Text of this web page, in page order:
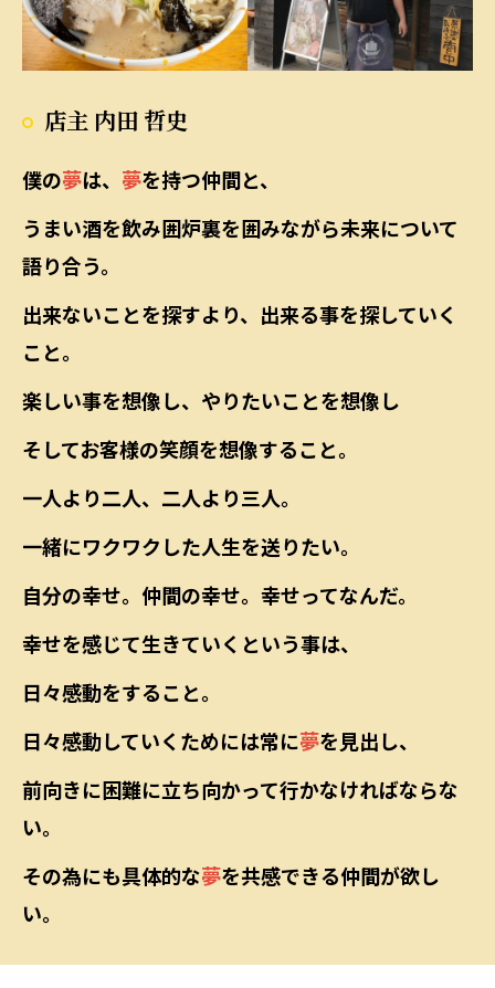
店主 内田 哲史
僕の夢は、 夢を持つ仲間と、
うまい酒を飲み囲炉裏を囲みながら未来について
語り合う。
出来ないことを探すより、出来る事を探していく
こと。
楽しい事を想像し、やりたいことを想像し
そしてお客様の笑顔を想像すること。
一人より二人、二人より三人。
一緒にワクワクした人生を送りたい。
自分の幸せ。仲間の幸せ。幸せってなんだ。
幸せを感じて生きていくという事は、
日々感動をすること。
日々感動していくためには常に夢を見出し、
前向きに困難に立ち向かって行かなければならな
い。
その為にも具体的な夢を共感できる仲間が欲し
い。